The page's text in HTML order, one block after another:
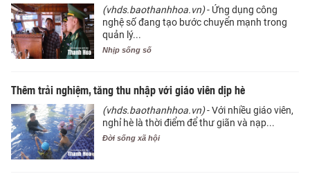
(vhds.baothanhhoa.vn)- Ứng dụng công
nghệ số đang tạo bước chuyển mạnh trong
quản lý...
Nhịp sống số
Thêm trải nghiệm, tăng thu nhập với giáo viên dịp hè
(vhds.baothanhhoa.vn)- Với nhiều giáo viên,
nghỉ hè là thời điểm để thư giãn và nạp...
Đời sống xã hội